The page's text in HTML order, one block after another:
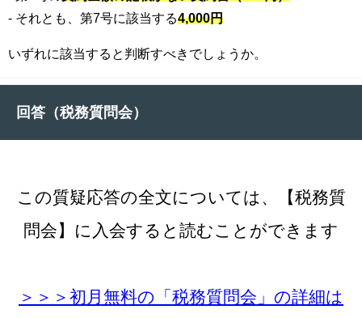
- それとも、第7号に該当する4,000円
いずれに該当すると判断すべきでしょうか。
回答（税務質問会）
この質疑応答の全文については、【税務質
問会】に入会すると読むことができます
＞＞＞初月無料の「税務質問会」の詳細は